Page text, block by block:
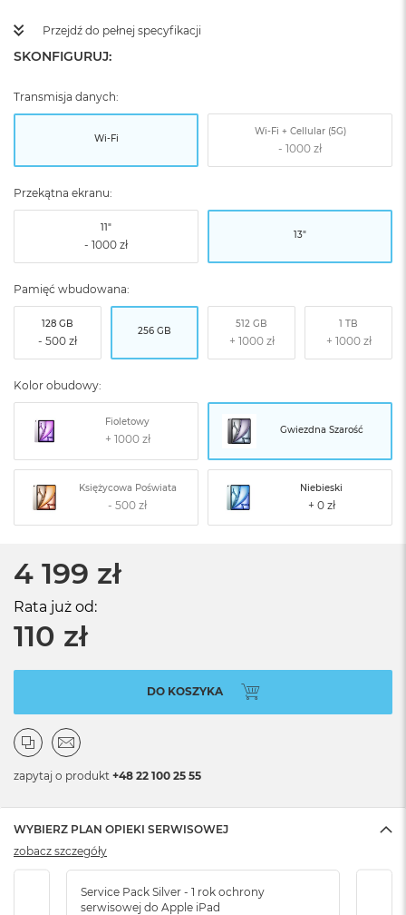
Przejdź do pełnej specyfikacji
SKONFIGURUJ:
Transmisja danych:
Wi-Fi
Wi-Fi + Cellular (5G)
Przekątna ekranu:
11"
13"
Pamięć wbudowana:
128 GB
256 GB
512 GB 1 TB
Kolor obudowy:
Fioletowy
Gwiezdna Szarość
Księżycowa Poświata Niebieski
4 199 zł
Rata już od:
110 zł
DO KOSZYKA
zapytaj o produkt +48 22 100 25 55
WYBIERZ PLAN OPIEKI SERWISOWEJ
Service Pack Silver - 1 rok ochrony
serwisowej do Apple iPad
zobacz szczegóły